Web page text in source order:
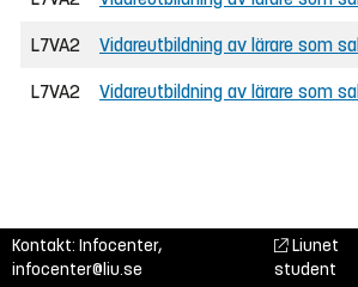
L7VA2 Vidareutbildning av lärare som
L7VA2 Vidareutbildning av lärare som
Kontakt: Infocenter,
infocenter@liu.se
Liunet
student